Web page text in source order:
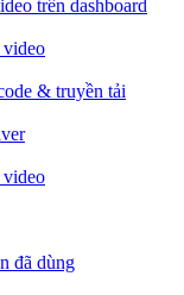
trên dashboard
video
& truyền tải
video
đã dùng